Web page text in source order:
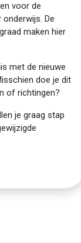
voor de
De
maken hier
met de nieuwe
doe je dit
of richtingen?
je graag stap